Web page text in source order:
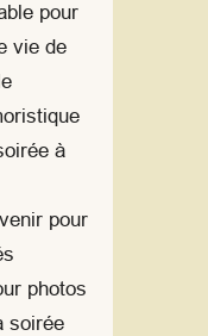
pour
vie de
à
pour
photos
soirée